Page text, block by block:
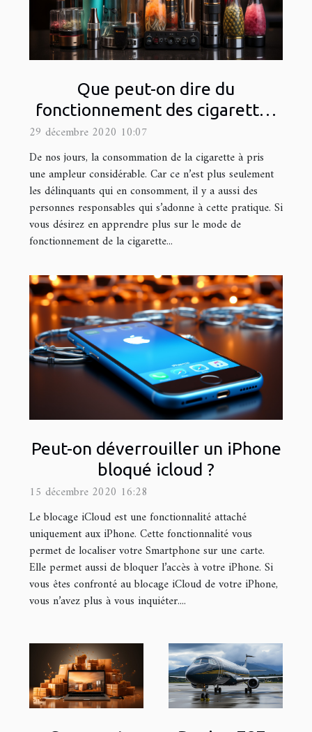
Que peut-on dire du
fonctionnement des cigarettes
électroniques ?
29 décembre 2020 10:07
De nos jours, la consommation de la cigarette à pris
une ampleur considérable. Car ce n’est plus seulement
les délinquants qui en consomment, il y a aussi des
personnes responsables qui s’adonne à cette pratique. Si
vous désirez en apprendre plus sur le mode de
fonctionnement de la cigarette...
Peut-on déverrouiller un iPhone
bloqué icloud ?
15 décembre 2020 16:28
Le blocage iCloud est une fonctionnalité attaché
uniquement aux iPhone. Cette fonctionnalité vous
permet de localiser votre Smartphone sur une carte.
Elle permet aussi de bloquer l’accès à votre iPhone. Si
vous êtes confronté au blocage iCloud de votre iPhone,
vous n’avez plus à vous inquiéter....